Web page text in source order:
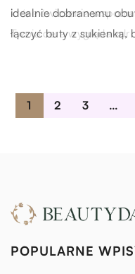
wskazówki, które
do swojego stylu i
które ćwiczenia
Twoja cera wygląda
idealnie dobranemu
łączyć buty z sukienką,
1 2 3 …
POPULARNE